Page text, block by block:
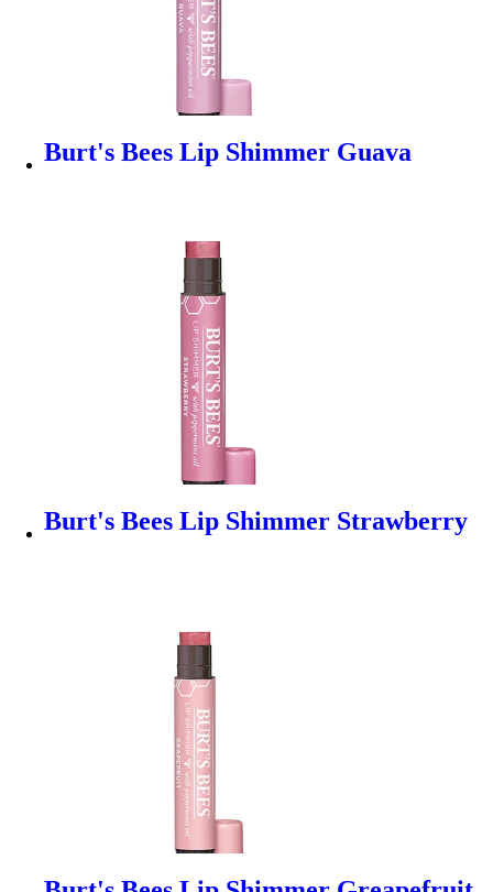
Burt's Bees Lip Shimmer Guava
Burt's Bees Lip Shimmer Strawberry